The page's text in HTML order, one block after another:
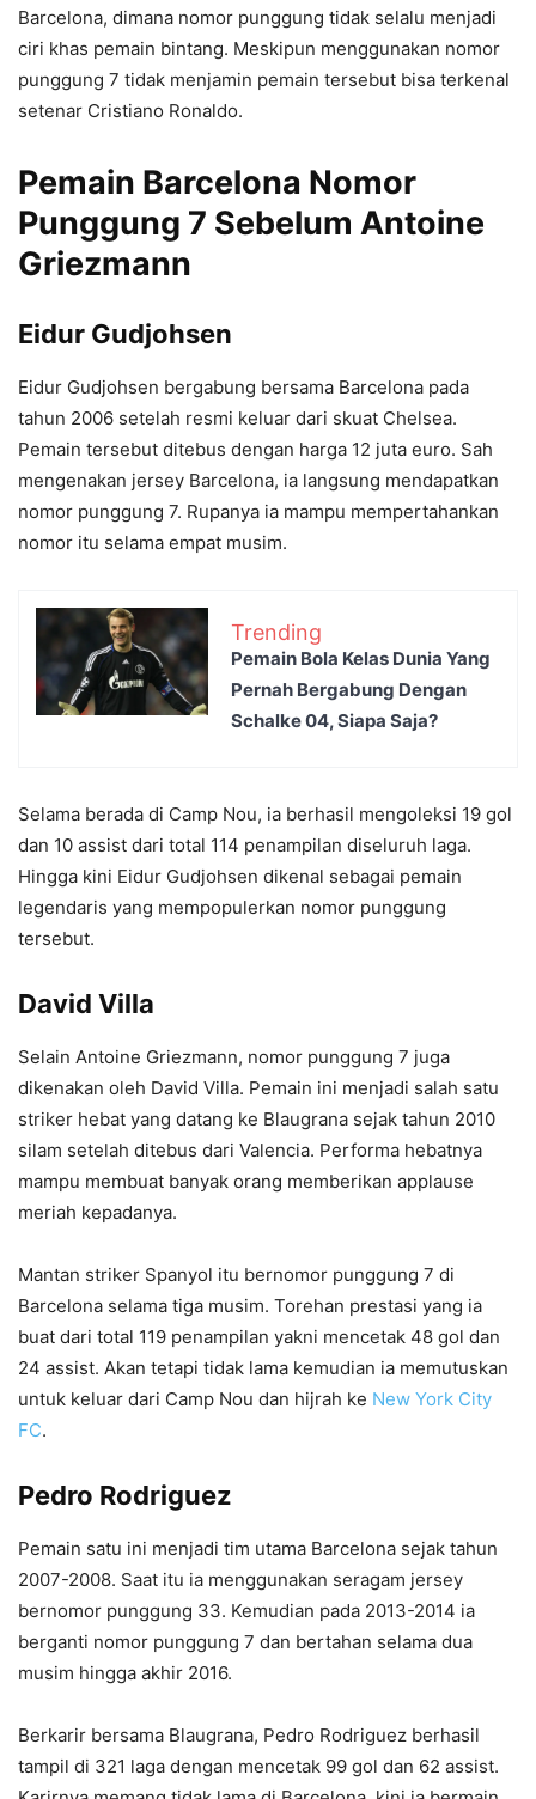
Barcelona, dimana nomor punggung tidak selalu menjadi
ciri khas pemain bintang. Meskipun menggunakan nomor
punggung 7 tidak menjamin pemain tersebut bisa terkenal
setenar Cristiano Ronaldo.
Pemain Barcelona Nomor
Punggung 7 Sebelum Antoine
Griezmann
Eidur Gudjohsen
Eidur Gudjohsen bergabung bersama Barcelona pada
tahun 2006 setelah resmi keluar dari skuat Chelsea.
Pemain tersebut ditebus dengan harga 12 juta euro. Sah
mengenakan jersey Barcelona, ia langsung mendapatkan
nomor punggung 7. Rupanya ia mampu mempertahankan
nomor itu selama empat musim.
Trending
Pemain Bola Kelas Dunia Yang
Pernah Bergabung Dengan
Schalke 04, Siapa Saja?
Selama berada di Camp Nou, ia berhasil mengoleksi 19 gol
dan 10 assist dari total 114 penampilan diseluruh laga.
Hingga kini Eidur Gudjohsen dikenal sebagai pemain
legendaris yang mempopulerkan nomor punggung
tersebut.
David Villa
Selain Antoine Griezmann, nomor punggung 7 juga
dikenakan oleh David Villa. Pemain ini menjadi salah satu
striker hebat yang datang ke Blaugrana sejak tahun 2010
silam setelah ditebus dari Valencia. Performa hebatnya
mampu membuat banyak orang memberikan applause
meriah kepadanya.
Mantan striker Spanyol itu bernomor punggung 7 di
Barcelona selama tiga musim. Torehan prestasi yang ia
buat dari total 119 penampilan yakni mencetak 48 gol dan
24 assist. Akan tetapi tidak lama kemudian ia memutuskan
untuk keluar dari Camp Nou dan hijrah ke New York City
FC.
Pedro Rodriguez
Pemain satu ini menjadi tim utama Barcelona sejak tahun
2007-2008. Saat itu ia menggunakan seragam jersey
bernomor punggung 33. Kemudian pada 2013-2014 ia
berganti nomor punggung 7 dan bertahan selama dua
musim hingga akhir 2016.
Berkarir bersama Blaugrana, Pedro Rodriguez berhasil
tampil di 321 laga dengan mencetak 99 gol dan 62 assist.